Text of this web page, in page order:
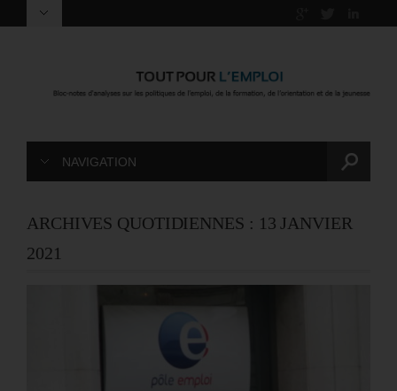
NAVIGATION
ARCHIVES QUOTIDIENNES : 13 JANVIER
2021